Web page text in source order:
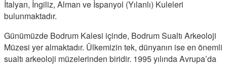
İtalyan, İngiliz, Alman ve İspanyol (Yılanlı) Kuleleri
bulunmaktadır.
Günümüzde Bodrum Kalesi içinde, Bodrum Sualtı Arkeoloji
Müzesi yer almaktadır. Ülkemizin tek, dünyanın ise en önemli
sualtı arkeoloji müzelerinden biridir. 1995 yılında Avrupa’da